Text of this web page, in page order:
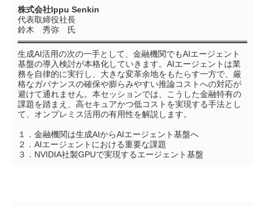
株式会社Ippu Senkin
代表取締役社長
鈴木 秀弥 氏
生成AI活用の次の一手として、金融機関でもAIエージェント
基盤の導入検討が本格化していきます。AIエージェントは業
務を自律的に実行し、大きな変革余地をもたらす一方で、厳
格なガバナンスの確保や膨らみやすい推論コストへの対応が
避けて通れません。本セッションでは、こうした金融特有の
課題を踏まえ、高セキュアかつ低コストを実現する手法とし
て、オンプレミス活用の有用性を解説します。
１．金融機関は生成AIからAIエージェント基盤へ
２．AIエージェントにおける重要な課題
３．NVIDIA社製GPUで実現するエージェント基盤